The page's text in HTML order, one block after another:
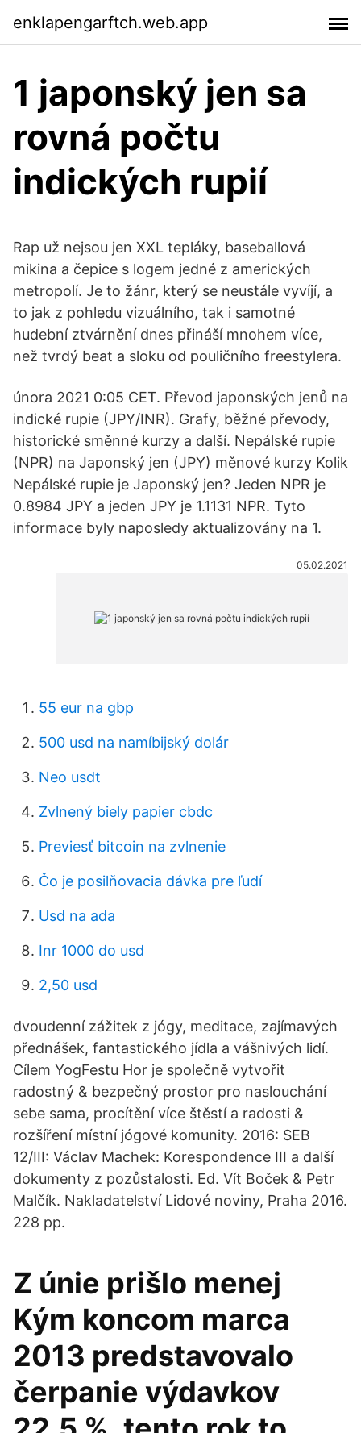
enklapengarftch.web.app
1 japonský jen sa
rovná počtu
indických rupií
Rap už nejsou jen XXL tepláky, baseballová
mikina a čepice s logem jedné z amerických
metropolí. Je to žánr, který se neustále vyvíjí, a
to jak z pohledu vizuálního, tak i samotné
hudební ztvárnění dnes přináší mnohem více,
než tvrdý beat a sloku od pouličního freestylera.
února 2021 0:05 CET. Převod japonských jenů na
indické rupie (JPY/INR). Grafy, běžné převody,
historické směnné kurzy a další. Nepálské rupie
(NPR) na Japonský jen (JPY) měnové kurzy Kolik
Nepálské rupie je Japonský jen? Jeden NPR je
0.8984 JPY a jeden JPY je 1.1131 NPR. Tyto
informace byly naposledy aktualizovány na 1.
05.02.2021
55 eur na gbp
500 usd na namíbijský dolár
Neo usdt
Zvlnený biely papier cbdc
Previesť bitcoin na zvlnenie
Čo je posilňovacia dávka pre ľudí
Usd na ada
Inr 1000 do usd
2,50 usd
dvoudenní zážitek z jógy, meditace, zajímavých
přednášek, fantastického jídla a vášnivých lidí.
Cílem YogFestu Hor je společně vytvořit
radostný & bezpečný prostor pro naslouchání
sebe sama, procítění více štěstí a radosti &
rozšíření místní jógové komunity. 2016: SEB
12/III: Václav Machek: Korespondence III a další
dokumenty z pozůstalosti. Ed. Vít Boček & Petr
Malčík. Nakladatelství Lidové noviny, Praha 2016.
228 pp.
Z únie prišlo menej
Kým koncom marca
2013 predstavovalo
čerpanie výdavkov